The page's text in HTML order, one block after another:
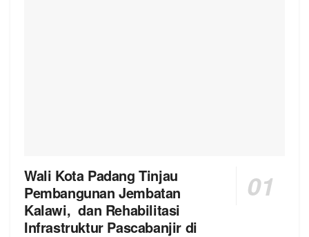
Wali Kota Padang Tinjau
Pembangunan Jembatan
Kalawi, dan Rehabilitasi
Infrastruktur Pascabanjir di